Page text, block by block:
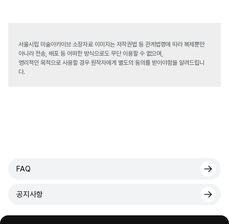
서울시립 미술아카이브 소장자료 이미지는 저작권법 등 관계법령에 따라 복제뿐만
아니라 전송, 배포 등 어떠한 방식으로도 무단 이용할 수 없으며,
영리적인 목적으로 사용할 경우 원작자에게 별도의 동의를 받아야함을 알려드립니
다.
FAQ
공지사항